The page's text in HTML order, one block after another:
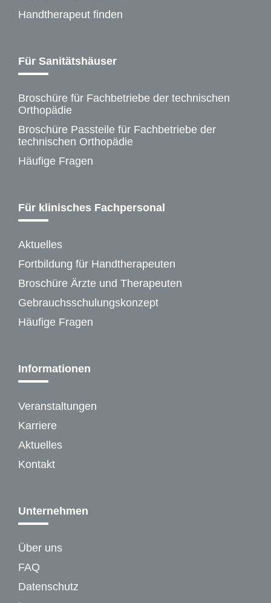
Handtherapeut finden
Für Sanitätshäuser
Broschüre für Fachbetriebe der technischen
Orthopädie
Broschüre Passteile für Fachbetriebe der
technischen Orthopädie
Häufige Fragen
Für klinisches Fachpersonal
Aktuelles
Fortbildung für Handtherapeuten
Broschüre Ärzte und Therapeuten
Gebrauchsschulungskonzept
Häufige Fragen
Informationen
Veranstaltungen
Karriere
Aktuelles
Kontakt
Unternehmen
Über uns
FAQ
Datenschutz